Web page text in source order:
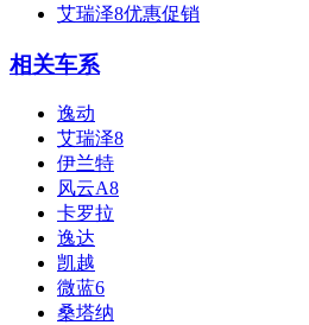
艾瑞泽8优惠促销
相关车系
逸动
艾瑞泽8
伊兰特
风云A8
卡罗拉
逸达
凯越
微蓝6
桑塔纳